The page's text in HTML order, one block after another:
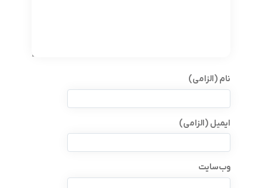
نام (الزامی)
ایمیل (الزامی)
وب‌سایت